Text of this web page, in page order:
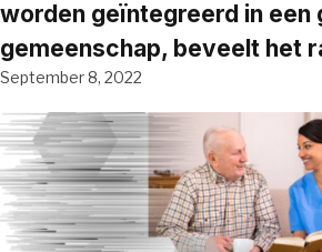
worden geïntegreerd in een
gemeenschap, beveelt het
September 8, 2022